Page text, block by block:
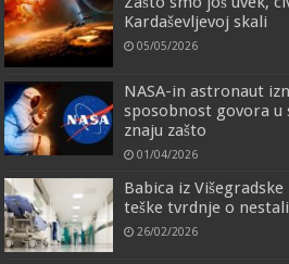
Kardaševljevoj skali
05/05/2026
NASA-in astronaut
sposobnost govora u
znaju zašto
01/04/2026
Babica iz
teške tvrdnje o
26/02/2026